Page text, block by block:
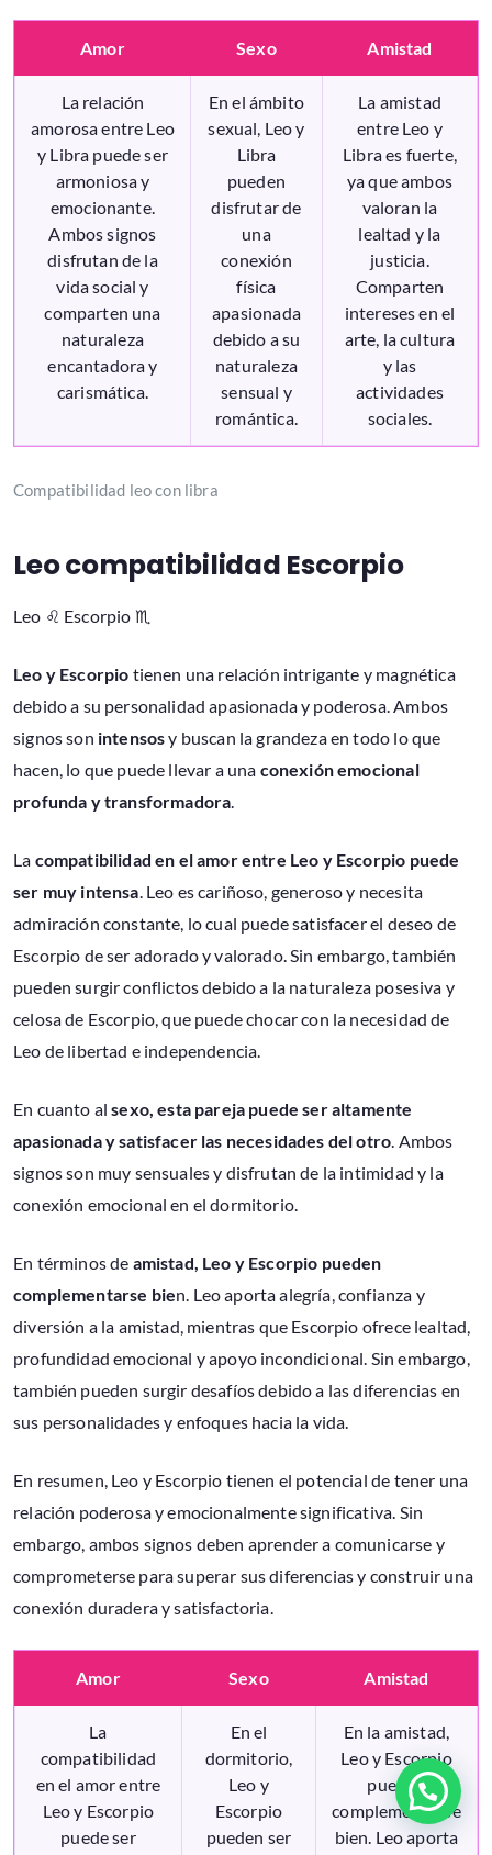
Amor Sexo Amistad
La relación
amorosa entre Leo
y Libra puede ser
armoniosa y
emocionante.
Ambos signos
disfrutan de la
vida social y
comparten una
naturaleza
encantadora y
carismática.
En el ámbito
sexual, Leo y
Libra
pueden
disfrutar de
una
conexión
física
apasionada
debido a su
naturaleza
sensual y
romántica.
La amistad
entre Leo y
Libra es fuerte,
ya que ambos
valoran la
lealtad y la
justicia.
Comparten
intereses en el
arte, la cultura
y las
actividades
sociales.
Compatibilidad leo con libra
Leo compatibilidad Escorpio
Leo ♌ Escorpio ♏
Leo y Escorpio tienen una relación intrigante y magnética
debido a su personalidad apasionada y poderosa. Ambos
signos son intensosy buscan la grandeza en todo lo que
hacen, lo que puede llevar a una conexión emocional
profunda y transformadora.
La compatibilidad en el amor entre Leo y Escorpio puede
ser muy intensa. Leo es cariñoso, generoso y necesita
admiración constante, lo cual puede satisfacer el deseo de
Escorpio de ser adorado y valorado. Sin embargo, también
pueden surgir conflictos debido a la naturaleza posesiva y
celosa de Escorpio, que puede chocar con la necesidad de
Leo de libertad e independencia.
En cuanto alsexo, esta pareja puede ser altamente
apasionada y satisfacer las necesidades del otro. Ambos
signos son muy sensuales y disfrutan de la intimidad y la
conexión emocional en el dormitorio.
En términos de amistad, Leo y Escorpio pueden
complementarse bien. Leo aporta alegría, confianza y
diversión a la amistad, mientras que Escorpio ofrece lealtad,
profundidad emocional y apoyo incondicional. Sin embargo,
también pueden surgir desafíos debido a las diferencias en
sus personalidades y enfoques hacia la vida.
En resumen, Leo y Escorpio tienen el potencial de tener una
relación poderosa y emocionalmente significativa. Sin
embargo, ambos signos deben aprender a comunicarse y
comprometerse para superar sus diferencias y construir una
conexión duradera y satisfactoria.
Amor Sexo Amistad
La
compatibilidad
en el amor entre
Leo y Escorpio
puede ser
En el
dormitorio,
Leo y
Escorpio
pueden ser
En la amistad,
Leo y Escorpio
pueden
complementarse
bien. Leo aporta